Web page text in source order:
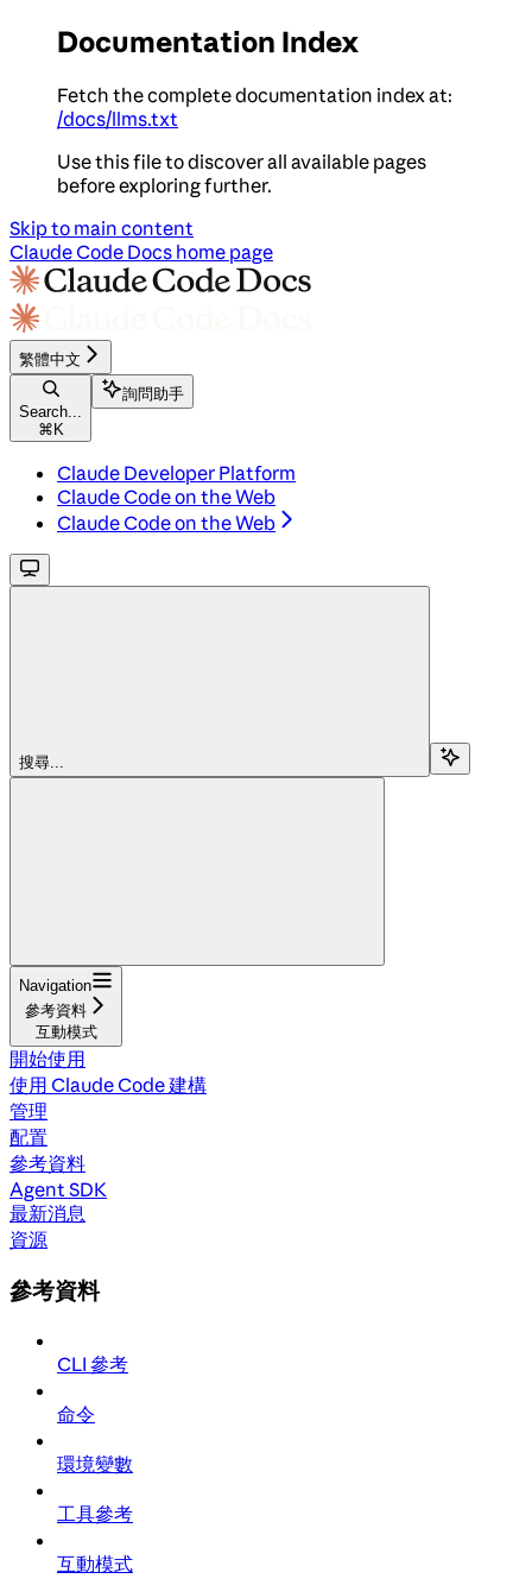
Documentation Index
Fetch the complete documentation index at:
/docs/llms.txt
Use this file to discover all available pages
before exploring further.
Skip to main content
Claude Code Docs home page
繁體中文
Search...
⌘ K
詢問助手
Claude Developer Platform
Claude Code on the Web
Claude Code on the Web
搜尋...
Navigation
參考資料
互動模式
開始使用
使用 Claude Code 建構
管理
配置
參考資料
Agent SDK
最新消息
資源
參考資料
CLI 參考
命令
環境變數
工具參考
互動模式